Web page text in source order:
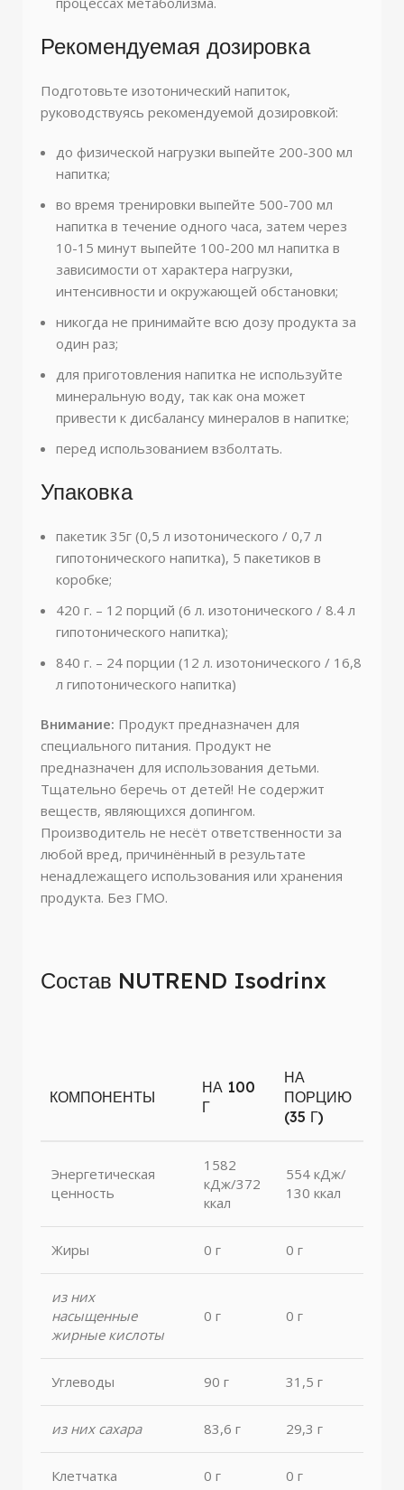
Рекомендуемая дозировка
Подготовьте изотонический напиток,
руководствуясь рекомендуемой дозировкой:
до физической нагрузки выпейте 200-300 мл
напитка;
во время тренировки выпейте 500-700 мл
напитка в течение одного часа, затем через
10-15 минут выпейте 100-200 мл напитка в
зависимости от характера нагрузки,
интенсивности и окружающей обстановки;
никогда не принимайте всю дозу продукта за
один раз;
для приготовления напитка не используйте
минеральную воду, так как она может
привести к дисбалансу минералов в напитке;
перед использованием взболтать.
Упаковка
пакетик 35г (0,5 л изотонического / 0,7 л
гипотонического напитка), 5 пакетиков в
коробке;
420 г. – 12 порций (6 л. изотонического / 8.4 л
гипотонического напитка);
840 г. – 24 порции (12 л. изотонического / 16,8
л гипотонического напитка)
Внимание: Продукт предназначен для
специального питания. Продукт не
предназначен для использования детьми.
Тщательно беречь от детей! Не содержит
веществ, являющихся допингом.
Производитель не несёт ответственности за
любой вред, причинённый в результате
ненадлежащего использования или хранения
продукта. Без ГМО.
Состав NUTREND Isodrinx
КОМПОНЕНТЫ
НА 100
Г
НА
ПОРЦИЮ
(35 Г)
Энергетическая
ценность
1582
кДж/372
ккал
554 кДж/
130 ккал
Жиры 0 г 0 г
из них
насыщенные
жирные кислоты
0 г 0 г
Углеводы 90 г 31,5 г
из них сахара 83,6 г 29,3 г
Клетчатка 0 г 0 г